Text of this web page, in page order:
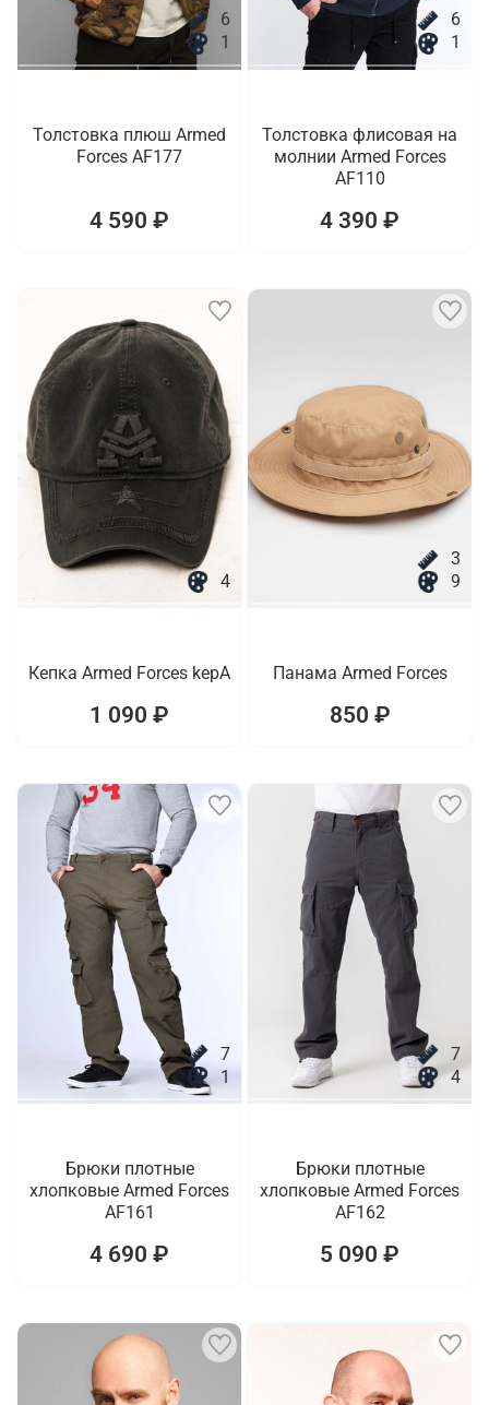
6
1
Толстовка плюш Armed
Forces AF177
4 590 ₽
6
1
Толстовка флисовая на
молнии Armed Forces
AF110
4 390 ₽
4
Кепка Armed Forces kepA
1 090 ₽
3
9
Панама Armed Forces
850 ₽
7
1
Брюки плотные
хлопковые Armed Forces
AF161
4 690 ₽
7
4
Брюки плотные
хлопковые Armed Forces
AF162
5 090 ₽